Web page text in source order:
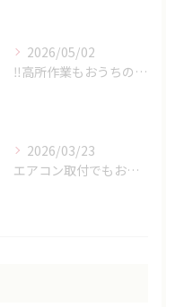
2026/05/02
‼高所作業もおうちの御用聞き家工房八本松へお任せください‼
2026/03/23
エアコン取付でもおうちの御用家工房にお任せください